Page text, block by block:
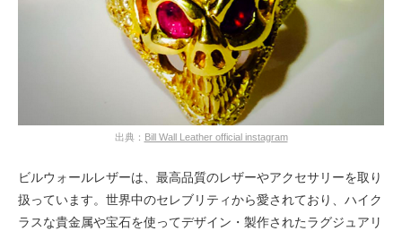
出典： Bill Wall Leather official instagram
ビルウォールレザーは、最高品質のレザーやアクセサリーを取り
扱っています。世界中のセレブリティから愛されており、ハイク
ラスな貴金属や宝石を使ってデザイン・製作されたラグジュアリ